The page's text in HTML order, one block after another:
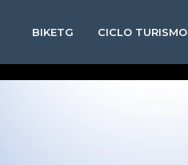
BIKETG CICLO TURISMO